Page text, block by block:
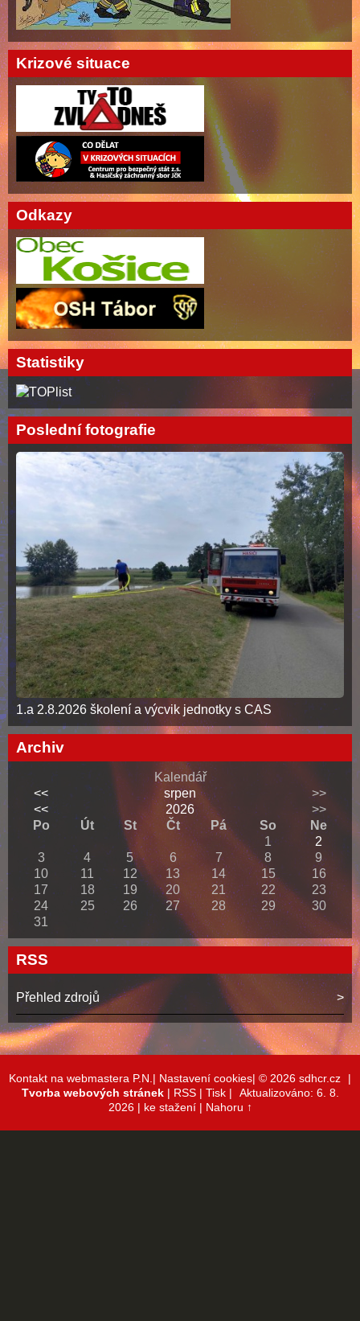
Krizové situace
Odkazy
Statistiky
Poslední fotografie
1.a 2.8.2026 školení a výcvik jednotky s CAS
Archiv
Kalendář
<<
srpen
>>
<<
2026
>>
Po
Út St Čt Pá So
Ne
1
2
3
4 5 6 7 8
9
10
11 12 13 14 15
16
17
18 19 20 21 22
23
24
25 26 27 28 29
30
31
RSS
Přehled zdrojů
Kontakt na webmastera P.N.| Nastavení cookies| © 2026 sdhcr.cz
|
Tvorba webových stránek| RSS| Tisk|
Aktualizováno: 6. 8.
2026 | ke stažení | Nahoru ↑